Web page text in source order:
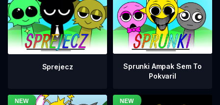
Sprejecz
Sprunki Ampak Sem To
Pokvaril